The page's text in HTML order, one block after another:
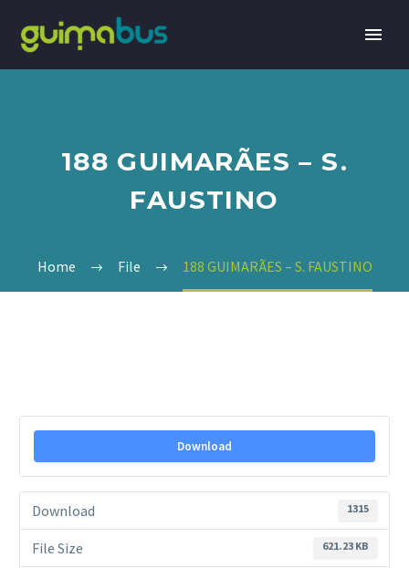
188 GUIMARÃES – S.
FAUSTINO
Home File 188 GUIMARÃES – S. FAUSTINO
Download
Download 1315
File Size 621.23 KB